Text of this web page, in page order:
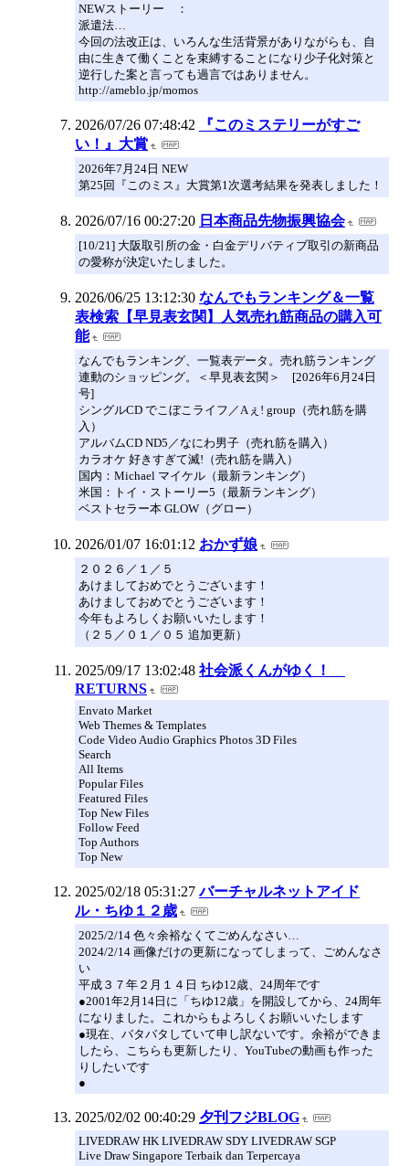
NEWストーリー ：
派遣法…
今回の法改正は、いろんな生活背景がありながらも、自
由に生きて働くことを束縛することになり少子化対策と
逆行した案と言っても過言ではありません。
http://ameblo.jp/momos
2026/07/26 07:48:42
『このミステリーがすご
い！』大賞
2026年7月24日 NEW
第25回『このミス』大賞第1次選考結果を発表しました！
2026/07/16 00:27:20 日本商品先物振興協会
[10/21] 大阪取引所の金・白金デリバティブ取引の新商品
の愛称が決定いたしました。
2026/06/25 13:12:30 なんでもランキング＆一覧
表検索【早見表玄関】人気売れ筋商品の購入可
能
なんでもランキング、一覧表データ。売れ筋ランキング
連動のショッピング。＜早見表玄関＞ [2026年6月24日
号]
シングルCD でこぼこライフ／Aぇ! group（売れ筋を購
入）
アルバムCD ND5／なにわ男子（売れ筋を購入）
カラオケ 好きすぎて滅!（売れ筋を購入）
国内：Michael マイケル（最新ランキング）
米国：トイ・ストーリー5（最新ランキング）
ベストセラー本 GLOW（グロー）
2026/01/07 16:01:12 おかず娘
２０２６／１／５
あけましておめでとうございます！
あけましておめでとうございます！
今年もよろしくお願いいたします！
（２５／０１／０５ 追加更新）
2025/09/17 13:02:48 社会派くんがゆく！
RETURNS
Envato Market
Web Themes & Templates
Code Video Audio Graphics Photos 3D Files
Search
All Items
Popular Files
Featured Files
Top New Files
Follow Feed
Top Authors
Top New
2025/02/18 05:31:27 バーチャルネットアイド
ル・ちゆ１２歳
2025/2/14 色々余裕なくてごめんなさい…
2024/2/14 画像だけの更新になってしまって、ごめんなさ
い
平成３７年２月１４日 ちゆ12歳、24周年です
●2001年2月14日に「ちゆ12歳」を開設してから、24周年
になりました。これからもよろしくお願いいたします
●現在、バタバタしていて申し訳ないです。余裕ができま
したら、こちらも更新したり、YouTubeの動画も作った
りしたいです
●
2025/02/02 00:40:29 夕刊フジBLOG
LIVEDRAW HK LIVEDRAW SDY LIVEDRAW SGP
Live Draw Singapore Terbaik dan Terpercaya